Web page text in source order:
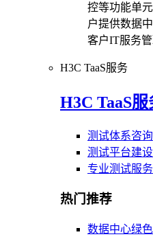
控等功能单
户提供数据
客户IT服务管
H3C TaaS服务
H3C TaaS服
测试体系咨询
测试平台建设
专业测试服务
热门推荐
数据中心绿